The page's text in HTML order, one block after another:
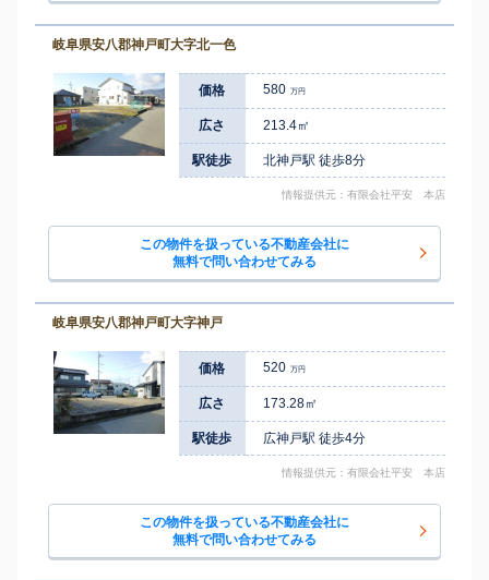
岐阜県安八郡神戸町大字北一色
価格 580 万円
広さ 213.4㎡
駅徒歩 北神戸駅 徒歩8分
情報提供元：有限会社平安 本店
この物件を扱っている不動産会社に
無料で問い合わせてみる
岐阜県安八郡神戸町大字神戸
価格 520 万円
広さ 173.28㎡
駅徒歩 広神戸駅 徒歩4分
情報提供元：有限会社平安 本店
この物件を扱っている不動産会社に
無料で問い合わせてみる